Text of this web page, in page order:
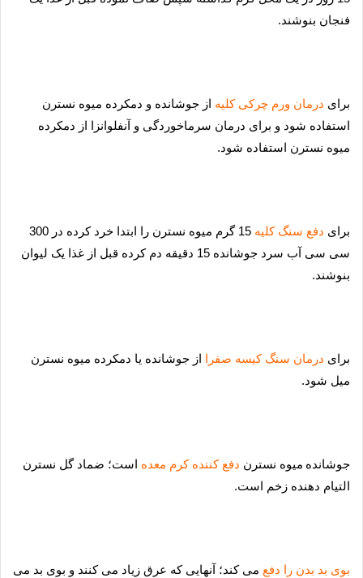
فنجان بنوشند.
برای درمان ورم چرکی کلیه از جوشانده و دمکرده میوه نسترن
استفاده شود و برای درمان سرماخوردگی و آنفلوانزا از دمکرده
میوه نسترن استفاده شود.
برای دفع سنگ کلیه
15 گرم میوه نسترن را ابتدا خرد کرده در 300
سی سی آب سرد جوشانده 15 دقیقه دم کرده قبل از غذا یک لیوان
بنوشند.
برای درمان سنگ کیسه صفرا از جوشانده یا دمکرده میوه نسترن
میل شود.
جوشانده میوه نسترن دفع کننده کرم معده است؛ ضماد گل نسترن
التیام دهنده زخم است.
بوی بد بدن را دفع می کند؛ آنهایی که عرق زیاد می کنند و بوی بد می